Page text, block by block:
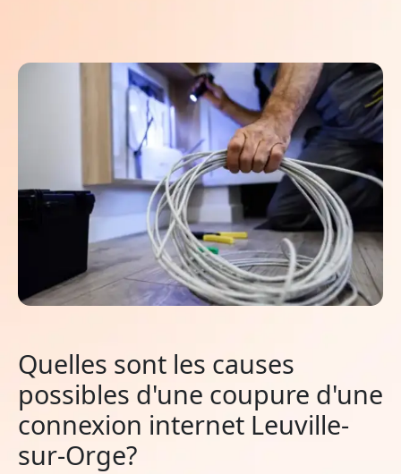
Quelles sont les causes
possibles d'une coupure d'une
connexion internet Leuville-
sur-Orge?